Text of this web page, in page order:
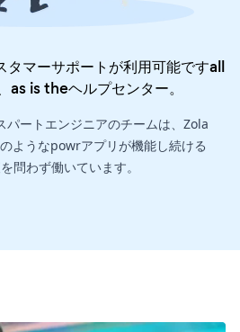
マーサポートが利用可能ですall
as is theヘルプセンター。
パートエンジニアのチームは、Zola
ようなpowrアプリが機能し続ける
問わず働いています。